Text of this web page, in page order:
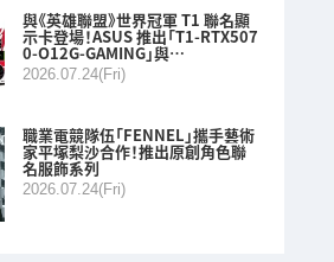
與《英雄聯盟》世界冠軍 T1 聯名顯
示卡登場！ASUS 推出「T1-RTX507
0-O12G-GAMING」與…
2026.07.24(Fri)
職業電競隊伍「FENNEL」攜手藝術
家平塚梨沙合作！推出原創角色聯
名服飾系列
2026.07.24(Fri)